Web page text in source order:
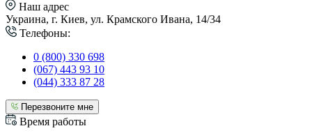
Наш адрес
Украина, г. Киев, ул. Крамского Ивана, 14/34
Телефоны:
0 (800) 330 698
(067) 443 93 10
(044) 333 87 28
Перезвоните мне
Время работы